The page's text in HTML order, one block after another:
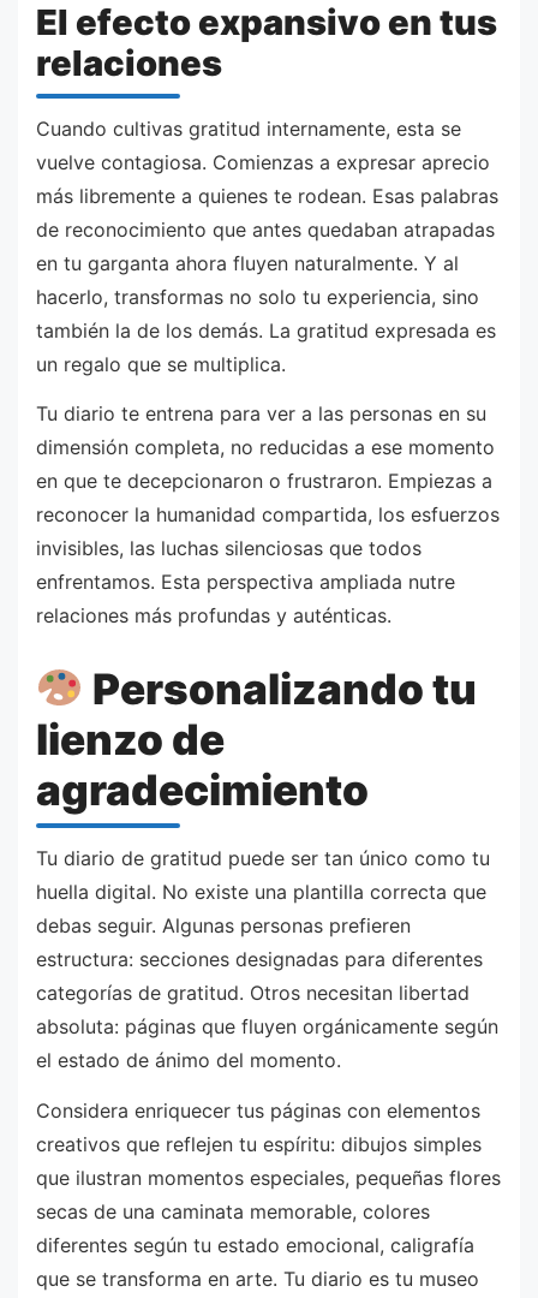
El efecto expansivo en tus
relaciones
Cuando cultivas gratitud internamente, esta se
vuelve contagiosa. Comienzas a expresar aprecio
más libremente a quienes te rodean. Esas palabras
de reconocimiento que antes quedaban atrapadas
en tu garganta ahora fluyen naturalmente. Y al
hacerlo, transformas no solo tu experiencia, sino
también la de los demás. La gratitud expresada es
un regalo que se multiplica.
Tu diario te entrena para ver a las personas en su
dimensión completa, no reducidas a ese momento
en que te decepcionaron o frustraron. Empiezas a
reconocer la humanidad compartida, los esfuerzos
invisibles, las luchas silenciosas que todos
enfrentamos. Esta perspectiva ampliada nutre
relaciones más profundas y auténticas.
Personalizando tu
lienzo de
agradecimiento
Tu diario de gratitud puede ser tan único como tu
huella digital. No existe una plantilla correcta que
debas seguir. Algunas personas prefieren
estructura: secciones designadas para diferentes
categorías de gratitud. Otros necesitan libertad
absoluta: páginas que fluyen orgánicamente según
el estado de ánimo del momento.
Considera enriquecer tus páginas con elementos
creativos que reflejen tu espíritu: dibujos simples
que ilustran momentos especiales, pequeñas flores
secas de una caminata memorable, colores
diferentes según tu estado emocional, caligrafía
que se transforma en arte. Tu diario es tu museo